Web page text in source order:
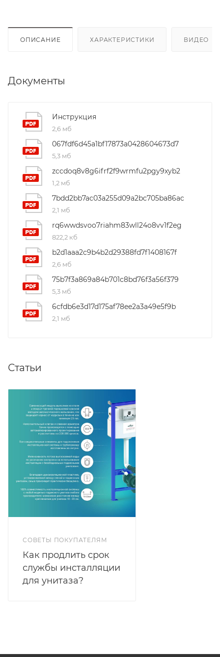
ОПИСАНИЕ ХАРАКТЕРИСТИКИ ВИДЕО
Документы
Инструкция
2,6 мб
067fdf6d45a1bf17873a0428604673d7
5,3 мб
zccdoq8v8g6ifrf2f9wrmfu2pgy9xyb2
1,2 мб
7bdd2bb7ac03a255d09a2bc705ba86ac
2,1 мб
rq6wwdsvoo7riahm83wll24o8vv1f2eg
822,2 кб
b2d1aaa2c9b4b2d29388fd7f1408167f
2,6 мб
75b7f3a869a84b701c8bd76f3a56f379
5,3 мб
6cfdb6e3d17d175af78ee2a3a49e5f9b
2,1 мб
Статьи
СОВЕТЫ ПОКУПАТЕЛЯМ
Как продлить срок
службы инсталляции
для унитаза?